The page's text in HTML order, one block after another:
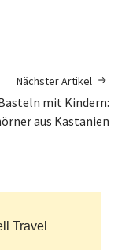
Nächster Artikel
mit Kindern:
aus Kastanien
Travel